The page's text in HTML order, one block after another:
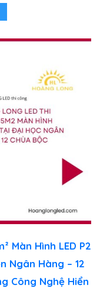
Màn Hình LED P2
Ngân Hàng – 12
Công Nghệ Hiển